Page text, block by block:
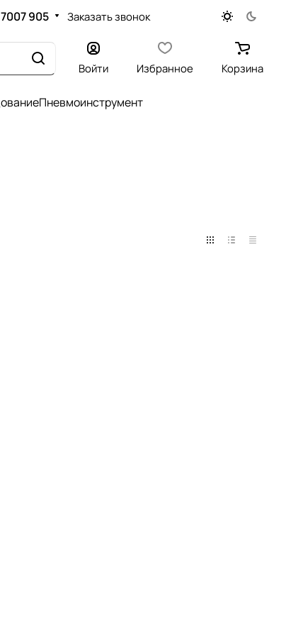
905 Заказать звонок
Войти Избранное Корзина
Пневмоинструмент